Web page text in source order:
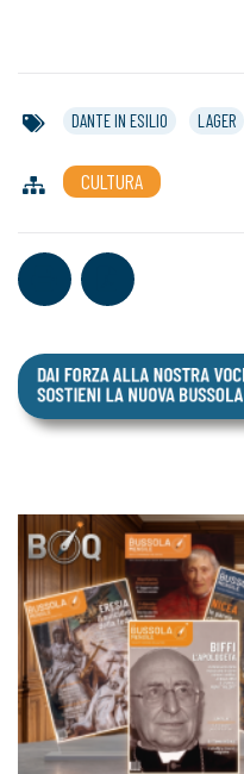
DANTE IN ESILIO LAGER
CULTURA